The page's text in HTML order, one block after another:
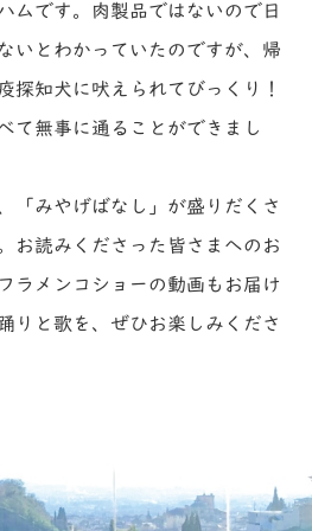
ムです。肉製品ではないので日
いとわかっていたのですが、帰
探知犬に吠えられてびっくり！
て無事に通ることができまし
「みやげばなし」が盛りだくさ
お読みくださった皆さまへのお
ラメンコショーの動画もお届け
りと歌を、ぜひお楽しみくださ